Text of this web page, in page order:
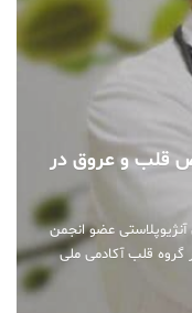
قلب و عروق در
عضو انجمن
قلب آکادمی ملی